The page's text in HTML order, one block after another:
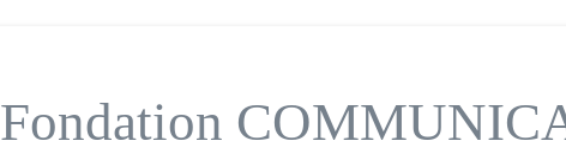
Fondation